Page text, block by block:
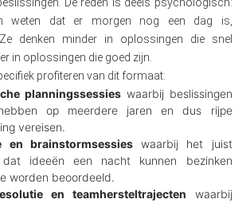
De reden is deels psychologisch:
weten dat er morgen nog een dag is,
denken minder in oplossingen die snel
in oplossingen die goed zijn.
profiteren van dit formaat:
planningssessies waarbij beslissingen
op meerdere jaren en dus rijpe
vereisen.
en brainstormsessieswaarbij het juist
ideeën een nacht kunnen bezinken
worden beoordeeld.
en teamhersteltrajecten waarbij